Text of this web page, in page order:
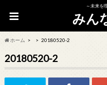
～未来を
みん
ホーム 20180520-2
20180520-2